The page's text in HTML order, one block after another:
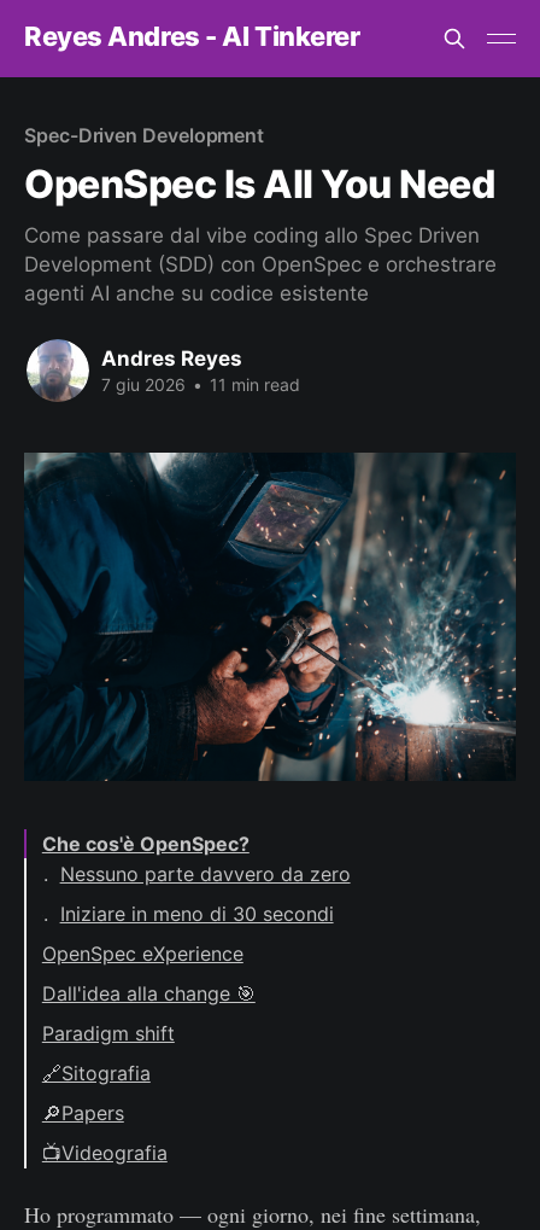
Reyes Andres - AI Tinkerer
Spec-Driven Development
OpenSpec Is All You Need
Come passare dal vibe coding allo Spec Driven
Development (SDD) con OpenSpec e orchestrare
agenti AI anche su codice esistente
Andres Reyes
7 giu 2026 • 11 min read
Che cos'è OpenSpec?
Nessuno parte davvero da zero
Iniziare in meno di 30 secondi
OpenSpec eXperience
Dall'idea alla change 🎯
Explore mode (Optional ma Potente!)
Anatomia di una change
Archiving del change
Paradigm shift
🔗Sitografia
2025
2026
🔎Papers
📺Videografia
Ho programmato — ogni giorno, nei fine settimana,